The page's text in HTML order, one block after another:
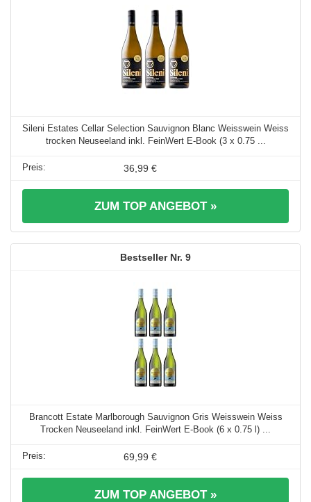
Sileni Estates Cellar Selection Sauvignon Blanc Weisswein Weiss
trocken Neuseeland inkl. FeinWert E-Book (3 x 0.75 ...
36,99 €
ZUM TOP ANGEBOT »
9
Brancott Estate Marlborough Sauvignon Gris Weisswein Weiss
Trocken Neuseeland inkl. FeinWert E-Book (6 x 0.75 l) ...
69,99 €
ZUM TOP ANGEBOT »